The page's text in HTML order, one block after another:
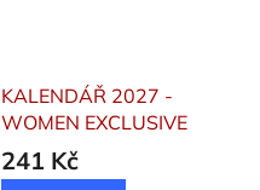
KALENDÁŘ 2027 -
WOMEN EXCLUSIVE
241 Kč